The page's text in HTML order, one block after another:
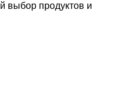
выбор продуктов и